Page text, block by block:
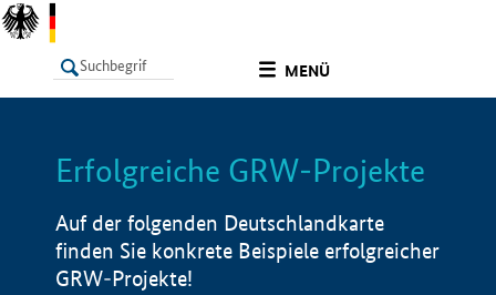
MENÜ
LISTE Info
Erfolgreiche GRW-Projekte
Auf der folgenden Deutschlandkarte
finden Sie konkrete Beispiele erfolgreicher
GRW-Projekte!